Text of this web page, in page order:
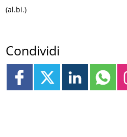
(al.bi.)
Condividi